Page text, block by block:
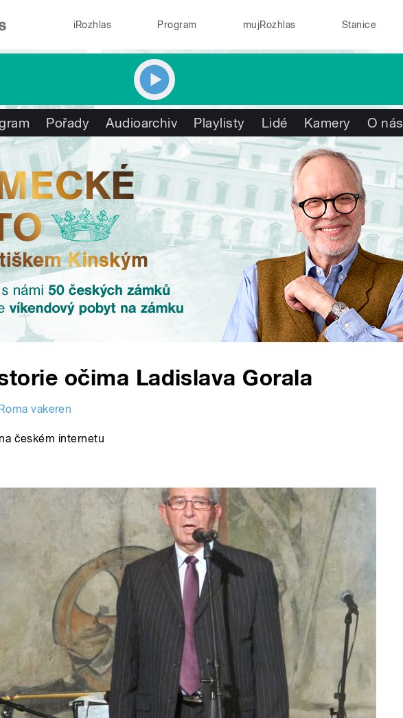
iRozhlas Program mujRozhlas Stanice
Pořady Audioarchiv Playlisty Lidé Kamery O nás
očima Ladislava Gorala
vakeren
českém internetu